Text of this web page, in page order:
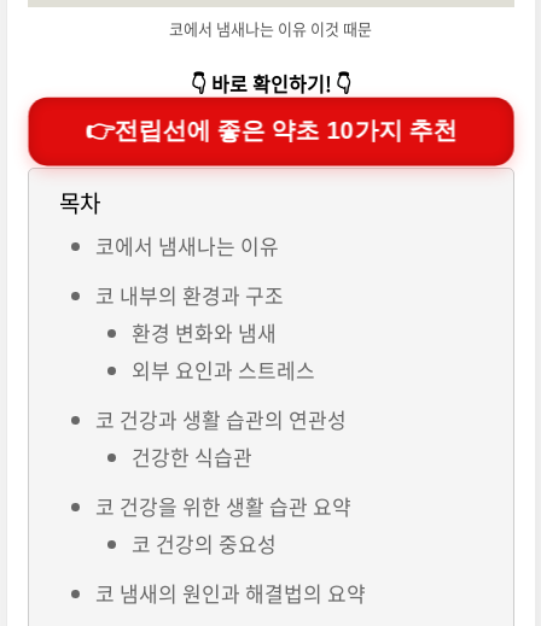
코에서 냄새나는 이유 이것 때문
👇 바로 확인하기! 👇
👉전립선에 좋은 약초 10가지 추천
목차
코에서 냄새나는 이유
코 내부의 환경과 구조
환경 변화와 냄새
외부 요인과 스트레스
코 건강과 생활 습관의 연관성
건강한 식습관
코 건강을 위한 생활 습관 요약
코 건강의 중요성
코 냄새의 원인과 해결법의 요약